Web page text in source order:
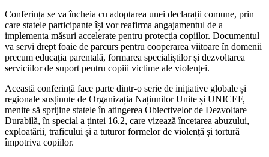
Conferința se va încheia cu adoptarea unei declarații comune, prin
care statele participante își vor reafirma angajamentul de a
implementa măsuri accelerate pentru protecția copiilor. Documentul
va servi drept foaie de parcurs pentru cooperarea viitoare în domenii
precum educația parentală, formarea specialiștilor și dezvoltarea
serviciilor de suport pentru copiii victime ale violenței.
Această conferință face parte dintr-o serie de inițiative globale și
regionale susținute de Organizația Națiunilor Unite și UNICEF,
menite să sprijine statele în atingerea Obiectivelor de Dezvoltare
Durabilă, în special a țintei 16.2, care vizează încetarea abuzului,
exploatării, traficului și a tuturor formelor de violență și tortură
împotriva copiilor.